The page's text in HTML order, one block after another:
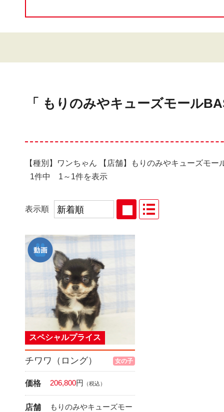
「 もりのみやキューズモール
【種別】ワンちゃん 【店舗】もりのみやキューズモー
1件中 1～1件を表示
表示順
チワワ（ロング） 女の子
スペシャルプライス
価格 206,800円 （税込）
店舗
もりのみやキューズモー